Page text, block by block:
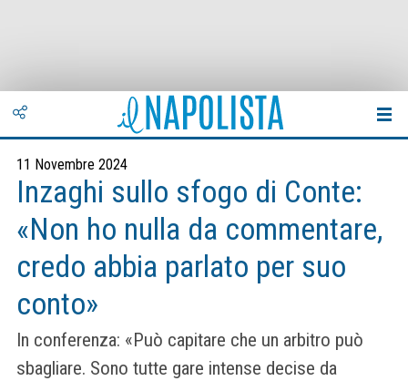
11 Novembre 2024
Inzaghi sullo sfogo di Conte:
«Non ho nulla da commentare,
credo abbia parlato per suo
conto»
In conferenza: «Può capitare che un arbitro può
sbagliare. Sono tutte gare intense decise da